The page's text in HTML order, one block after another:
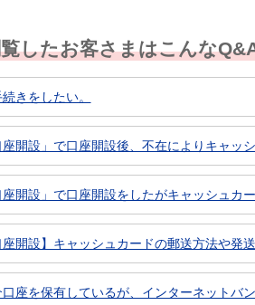
したお客さまはこんな
きをしたい。
座開設」で口座開設後、不在によりキャッ
座開設」で口座開設をしたがキャッシュカ
座開設】キャッシュカードの郵送方法や発
座を保有しているが、インターネットバ